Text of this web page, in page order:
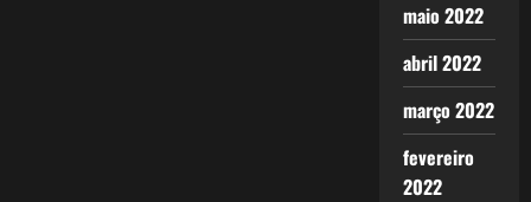
maio 2022
abril 2022
março 2022
fevereiro
2022